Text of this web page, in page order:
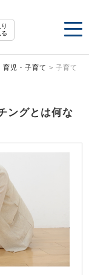
育児・子育て >子育て
ングとは何な